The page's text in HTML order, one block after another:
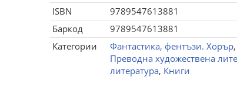
ISBN
9789547613881
Баркод
9789547613881
Категории
Фантастика, фентъзи. Хорър,
Преводна художествена
литература, Книги